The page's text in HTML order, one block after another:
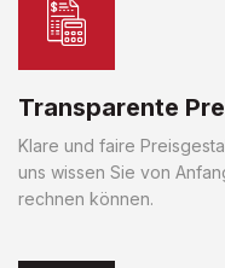
Transparente
Klare und faire
uns wissen Sie von
rechnen können.